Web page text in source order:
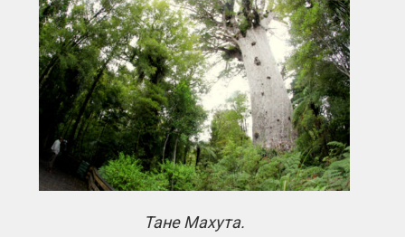
Тане Махута.